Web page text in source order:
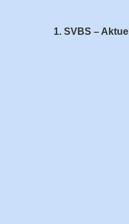
Hauptnavigation
1. SVBS – Aktuell